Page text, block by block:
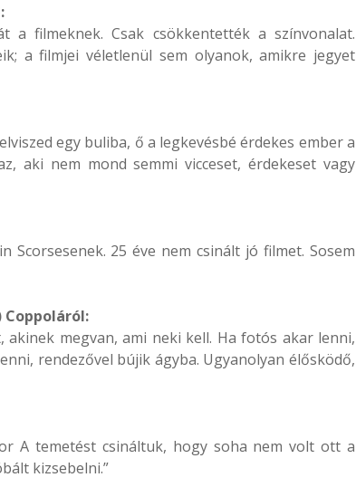
a filmeknek. Csak csökkentették a színvonalat.
a filmjei véletlenül sem olyanok, amikre jegyet
egy buliba, ő a legkevésbé érdekes ember a
aki nem mond semmi vicceset, érdekeset vagy
25 éve nem csinált jó filmet. Sosem
Coppoláról:
akinek megvan, ami neki kell. Ha fotós akar lenni,
rendezővel bújik ágyba. Ugyanolyan élősködő,
A temetést csináltuk, hogy soha nem volt ott a
kizsebelni.”